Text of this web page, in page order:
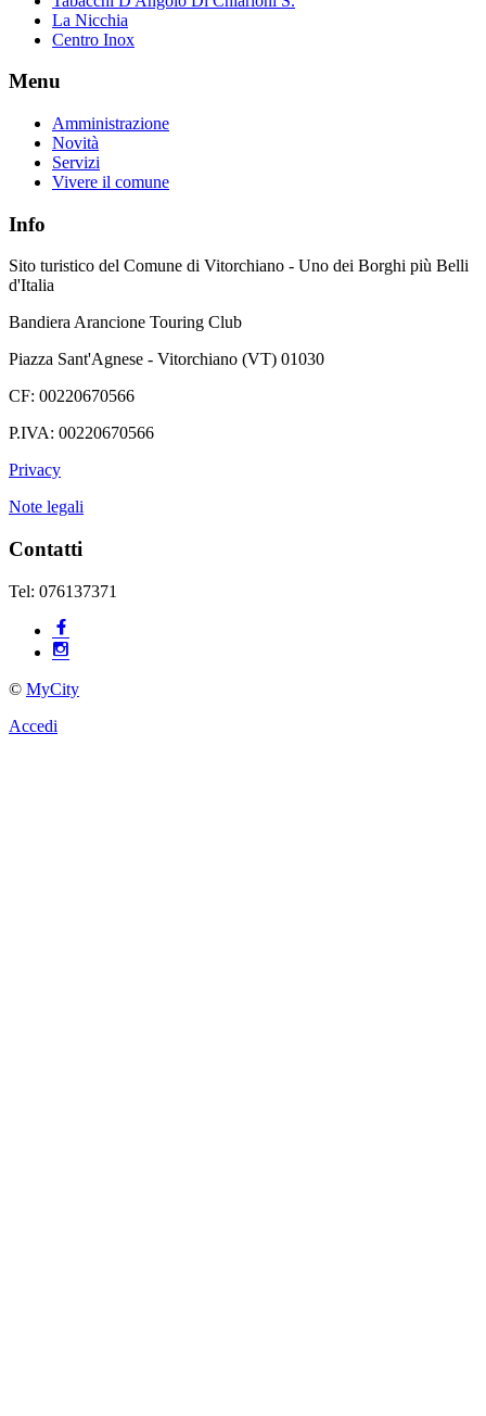
La Nicchia
Centro Inox
Menu
Amministrazione
Novità
Servizi
Vivere il comune
Info
Sito turistico del Comune di Vitorchiano - Uno dei Borghi più Belli
d'Italia
Bandiera Arancione Touring Club
Piazza Sant'Agnese - Vitorchiano (VT) 01030
CF: 00220670566
P.IVA: 00220670566
Privacy
Note legali
Contatti
Tel: 076137371
© MyCity
Accedi